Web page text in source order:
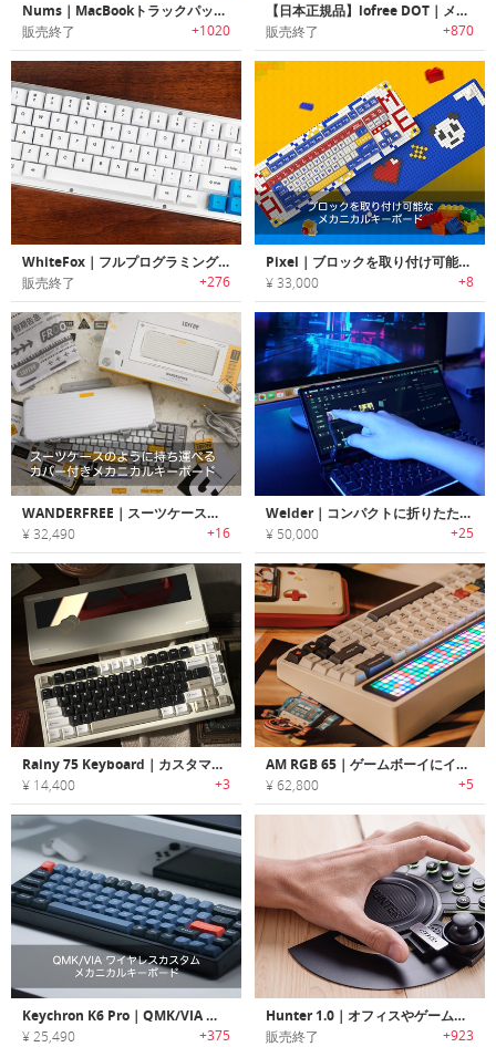
Nums｜MacBookトラックパッドをナンバーキーボードに変身させる厚さ1mmの超薄型ガラスフィルム「ナム」
販売終了 +1020
【日本正規品】lofree DOT｜メカニカルキーボードにインスパイアされたワイヤレスキーボード「ロフリー ドット」
販売終了 +870
WhiteFox｜フルプログラミング可能なアルミフレームメカニカルキーボード「ホワイトフォックス」
販売終了 +276
Pixel｜ブロックを取り付け可能なメカニカルキーボード「ピクセル」
¥ 33,000 +8
WANDERFREE｜スーツケースのように持ち運べるカバー付きメカニカルキーボード「ワンダーフリー」
¥ 32,490 +16
Welder｜コンパクトに折りたたんで使えるタッチスクリーン付きメカニカルキーボード
¥ 50,000 +25
Rainy 75 Keyboard｜カスタマイザブルメカニカルキーボード
¥ 14,400 +3
AM RGB 65｜ゲームボーイにインスパイアされたメカニカルキーボード
¥ 62,800 +5
Keychron K6 Pro｜QMK/VIA ワイヤレスカスタムメカニカルキーボード
¥ 25,490 +375
Hunter 1.0｜オフィスやゲームに最適なプログラマブルメカニカルキーパッド「ハンター1.0」
販売終了 +923